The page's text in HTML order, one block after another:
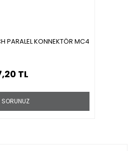
PARALEL KONNEKTÖR MC4
TL
SORUNUZ